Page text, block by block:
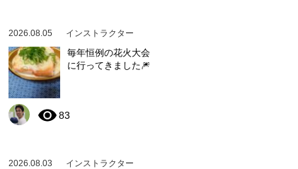
2026.08.05 インストラクター
毎年恒例の花火大会
に行ってきました🎆
83
2026.08.03 インストラクター